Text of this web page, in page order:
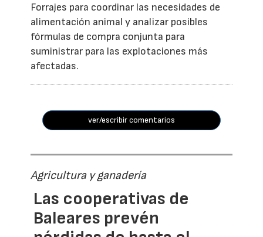
Forrajes para coordinar las necesidades de
alimentación animal y analizar posibles
fórmulas de compra conjunta para
suministrar para las explotaciones más
afectadas.
ver/escribir comentarios
Agricultura y ganadería
Las cooperativas de
Baleares prevén